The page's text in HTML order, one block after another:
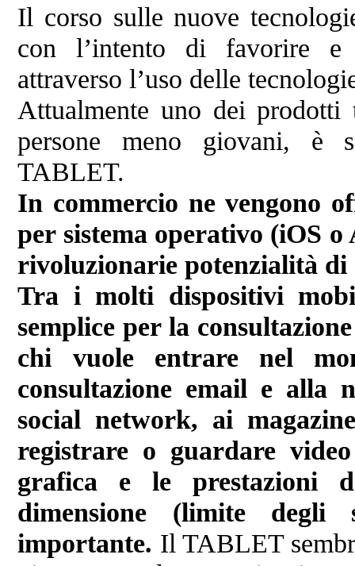
Il corso sulle nuove
con l’intento di favorire e
attraverso l’uso delle
Attualmente uno dei
persone meno giovani, è
TABLET.
In commercio ne vengono
per sistema operativo (iOS
rivoluzionarie potenzialità di
Tra i molti dispositivi
semplice per la
chi vuole entrare nel
consultazione email e alla
social network, ai
registrare o guardare
grafica e le prestazioni
dimensione (limite degli
importante. Il TABLET